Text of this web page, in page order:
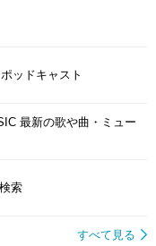
ッドキャスト
最新の歌や曲・ミュー
索
すべて見る